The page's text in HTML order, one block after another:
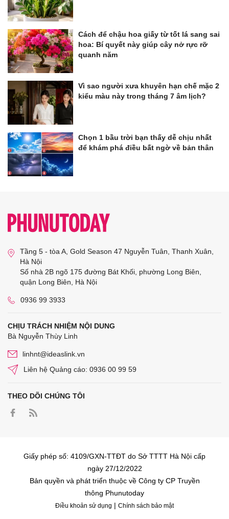
Cách để chậu hoa giấy từ tốt lá sang sai
hoa: Bí quyết này giúp cây nở rực rỡ
quanh năm
Vì sao người xưa khuyên hạn chế mặc 2
kiểu màu này trong tháng 7 âm lịch?
Chọn 1 bầu trời bạn thấy dễ chịu nhất
để khám phá điều bất ngờ về bản thân
Tầng 5 - tòa A, Gold Season 47 Nguyễn Tuân, Thanh Xuân,
Hà Nội
Số nhà 2B ngõ 175 đường Bát Khối, phường Long Biên,
quận Long Biên, Hà Nội
0936 99 3933
CHỊU TRÁCH NHIỆM NỘI DUNG
Bà Nguyễn Thùy Linh
linhnt@ideaslink.vn
Liên hệ Quảng cáo: 0936 00 99 59
THEO DÕI CHÚNG TÔI
Giấy phép số: 4109/GXN-TTĐT do Sở TTTT Hà Nội cấp
ngày 27/12/2022
Bản quyền và phát triển thuộc về Công ty CP Truyền
thông Phunutoday
Điều khoản sử dụng | Chính sách bảo mật